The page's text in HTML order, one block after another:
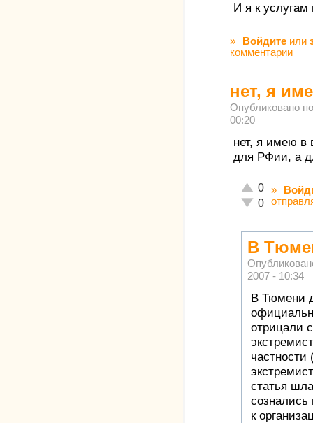
И я к
» Войдите или
комментарии
нет, я
Опубликовано
00:20
нет, я имею в
для РФии, а
Отлично!
0
Неадекватно!
0
»
В
2007 - 10:34
В Тюмени
отрицали
статья
сознались
к